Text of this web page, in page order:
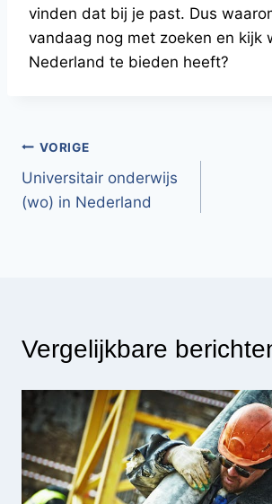
vinden dat bij je past. Dus
vandaag nog met zoeken en kijk
Nederland te bieden heeft?
Bericht
navigatie
VORIGE
Universitair onderwijs
(wo) in Nederland
Vergelijkbare